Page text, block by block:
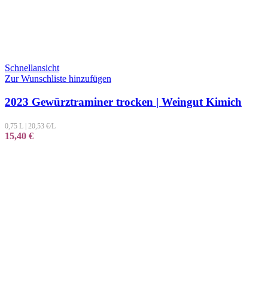
Schnellansicht
Zur Wunschliste hinzufügen
2023 Gewürztraminer trocken | Weingut Kimich
0,75 L | 20,53 €/L
15,40 €